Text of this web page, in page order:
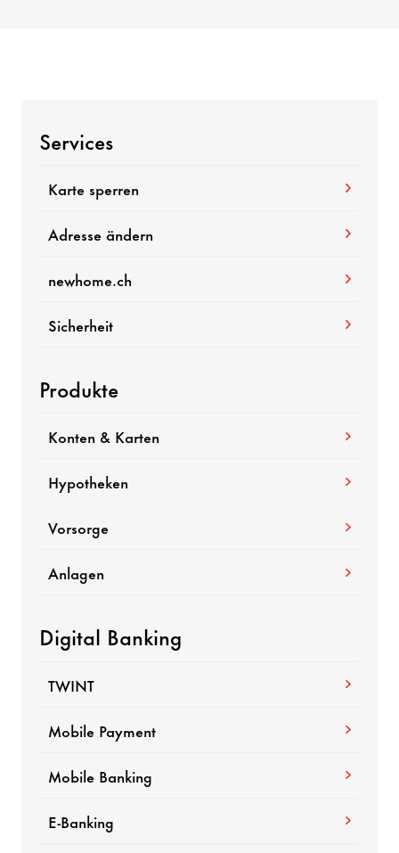
Services
Karte sperren
Adresse ändern
newhome.ch
Sicherheit
Produkte
Konten & Karten
Hypotheken
Vorsorge
Anlagen
Digital Banking
TWINT
Mobile Payment
Mobile Banking
E-Banking